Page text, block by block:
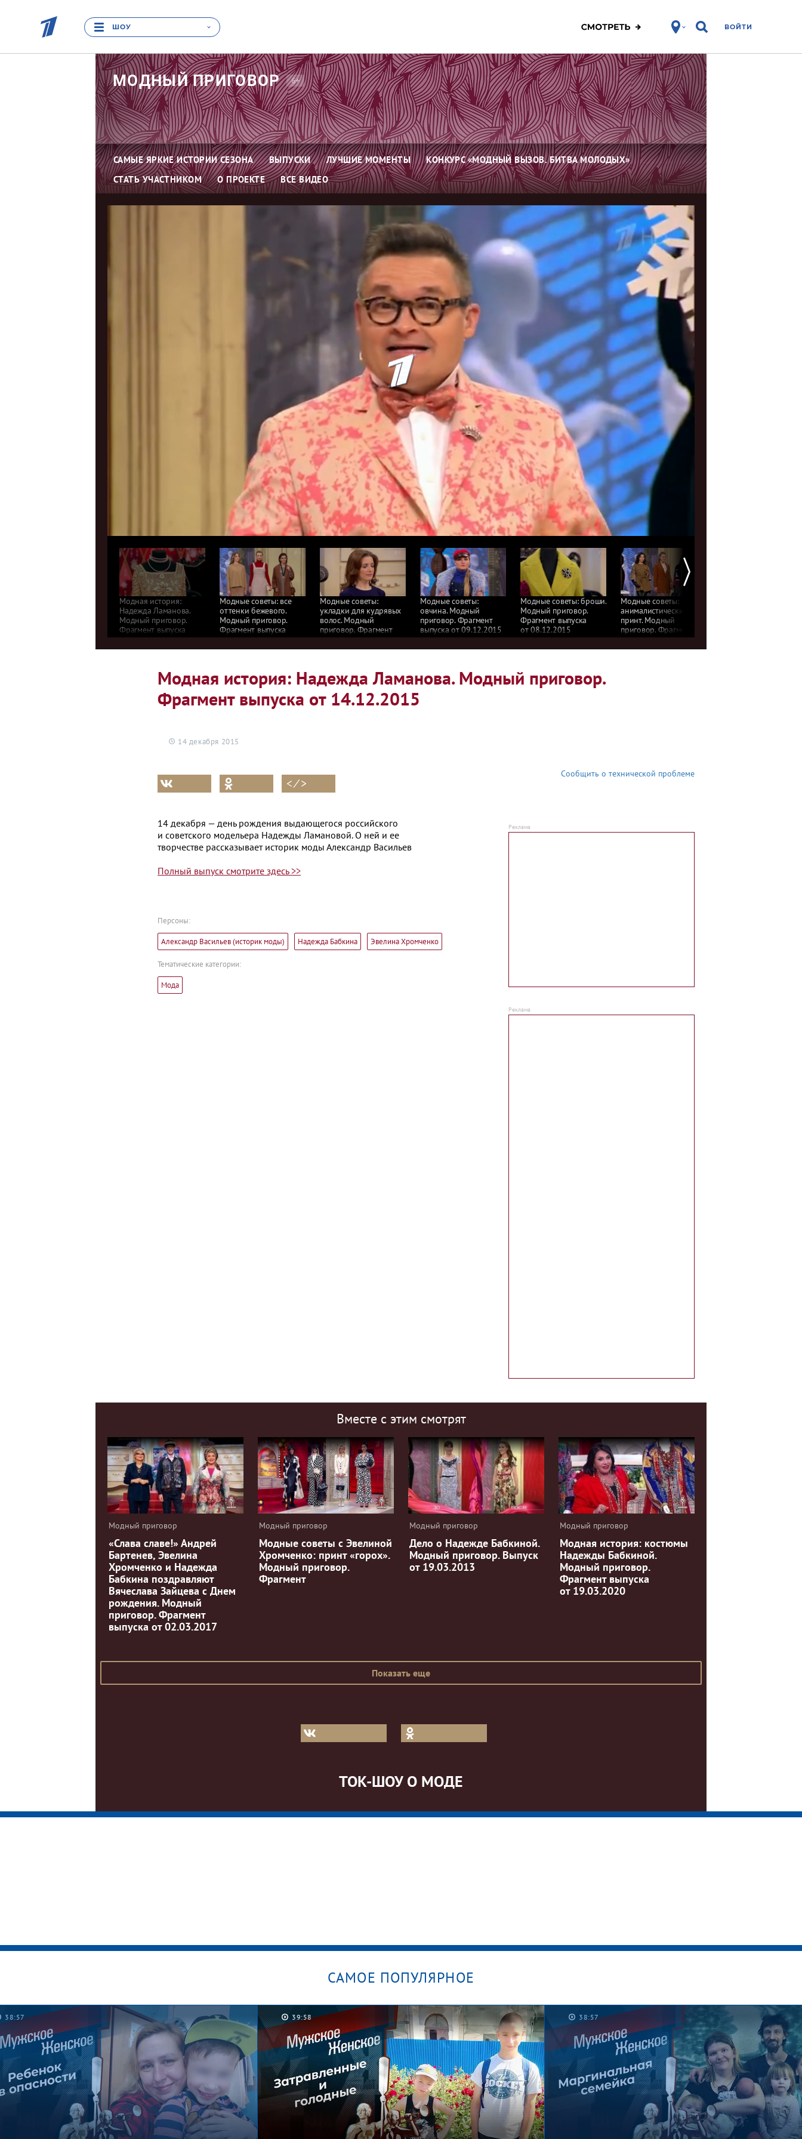
ШОУ ВОЙТИ
МОДНЫЙПРИГОВОР 6+
САМЫЕ ЯРКИЕ ИСТОРИИ СЕЗОНА ВЫПУСКИ ЛУЧШИЕ МОМЕНТЫ
КОНКУРС «МОДНЫЙ ВЫЗОВ. БИТВА МОЛОДЫХ»
СТАТЬ УЧАСТНИКОМ
О ПРОЕКТЕ ВСЕ ВИДЕО
Модная история:
Надежда Ламанова.
Модный приговор.
Фрагмент выпуска
от 14.12.2015
Модные советы: все
оттенки бежевого.
Модный приговор.
Фрагмент выпуска
от 11.12.2015
Модные советы:
укладки для кудрявых
волос. Модный
приговор. Фрагмент
выпуска от 10.12.2015
Модные советы:
овчина. Модный
приговор. Фрагмент
выпуска от 09.12.2015
Модные советы: броши.
Модный приговор.
Фрагмент выпуска
от 08.12.2015
Модные советы:
анималистический
принт. Модный
приговор. Фрагмент
выпуска от 07.12.2015
Модная история: Надежда Ламанова. Модный приговор.
Фрагмент выпуска от 14.12.2015
14 декабря 2015
< ⁄ >
Сообщить о технической проблеме
14 декабря — день рождения выдающегося российского
и советского модельера Надежды Ламановой. О ней и ее
творчестве рассказывает историк моды Александр Васильев
Полный выпуск смотрите здесь >>
Персоны:
Александр Васильев (историк моды) Надежда Бабкина Эвелина Хромченко
Тематические категории:
Мода
Вместе с этим смотрят
Модный приговор
«Слава славе!» Андрей
Бартенев, Эвелина
Хромченко и Надежда
Бабкина поздравляют
Вячеслава Зайцева с Днем
рождения. Модный
приговор. Фрагмент
выпуска от 02.03.2017
Модный приговор
Модные советы с Эвелиной
Хромченко: принт «горох».
Модный приговор.
Фрагмент
Модный приговор
Дело о Надежде Бабкиной.
Модный приговор. Выпуск
от 19.03.2013
Модный приговор
Модная история: костюмы
Надежды Бабкиной.
Модный приговор.
Фрагмент выпуска
от 19.03.2020
Показать еще
ТОК-ШОУ О МОДЕ
САМОЕ ПОПУЛЯРНОЕ
38:57 39:58 38:57